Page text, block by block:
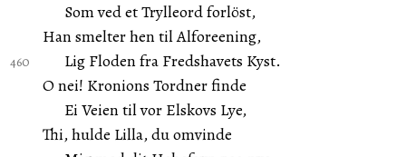
Som ved et Trylleord forlöst,
Han smelter hen til Alforeening,
Lig Floden fra Fredshavets Kyst.
O nei! Kronions Tordner finde
Ei Veien til vor Elskovs Lye,
Thi, hulde Lilla, du omvinde